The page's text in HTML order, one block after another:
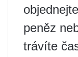
peněz
trávíte